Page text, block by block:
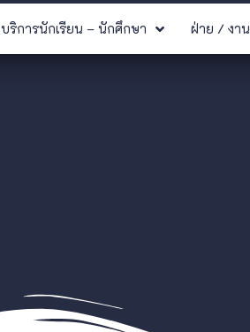
บริการนักเรียน – นักศึกษา ฝ่าย / งาน